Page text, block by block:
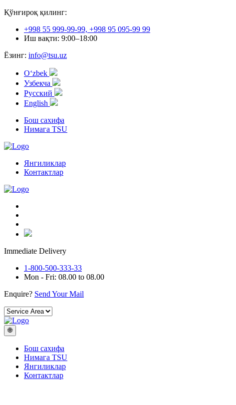
Қўнғироқ қилинг:
+998 55 999-99-99, +998 95 095-99 99
Иш вақти: 9:00–18:00
Ёзинг: info@tsu.uz
Oʻzbek
Узбекча
Русский
English
Бош сахифа
Нимага TSU
Янгиликлар
Контактлар
Immediate Delivery
1-800-500-333-33
Mon - Fri: 08.00 to 08.00
Enquire? Send Your Mail
🌐
Бош сахифа
Нимага TSU
Янгиликлар
Контактлар